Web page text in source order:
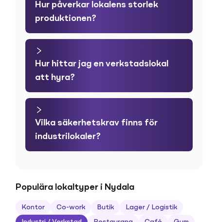
Hur påverkar lokalens storlek
produktionen?
Hur hittar jag en verkstadslokal
att hyra?
Vilka säkerhetskrav finns för
industrilokaler?
Populära lokaltyper i Nydala
Kontor Co-work Butik Lager / Logistik